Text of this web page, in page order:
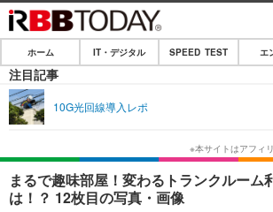
ホーム
IT・デジタル
ネタ ガジ
ショッピング
エンタメ
エンタメTOP
ホーム IT・デジタル SPEED TEST エ
注目記事
10G光回線導入レポ
まるで趣味部屋！変わるトランクルーム
は！？ 12枚目の写真・画像